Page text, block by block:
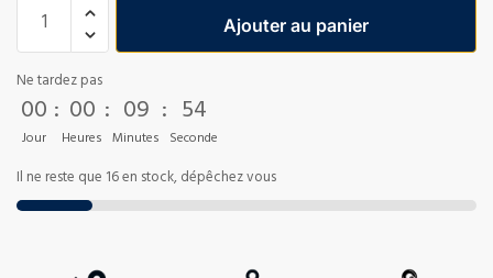
Ajouter au panier
Ne tardez pas
00
Jour
: 00
Heures
: 09
Minutes
: 54
Seconde
Il ne reste que 16 en stock, dépêchez vous